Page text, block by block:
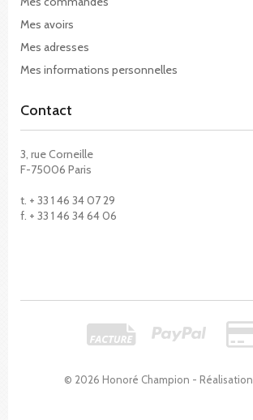
© 2026 Honoré Champion - Réalisation
Mes avoirs
Mes adresses
Mes informations personnelles
Contact
3, rue Corneille
F-75006 Paris
t. + 33 1 46 34 07 29
f. + 33 1 46 34 64 06